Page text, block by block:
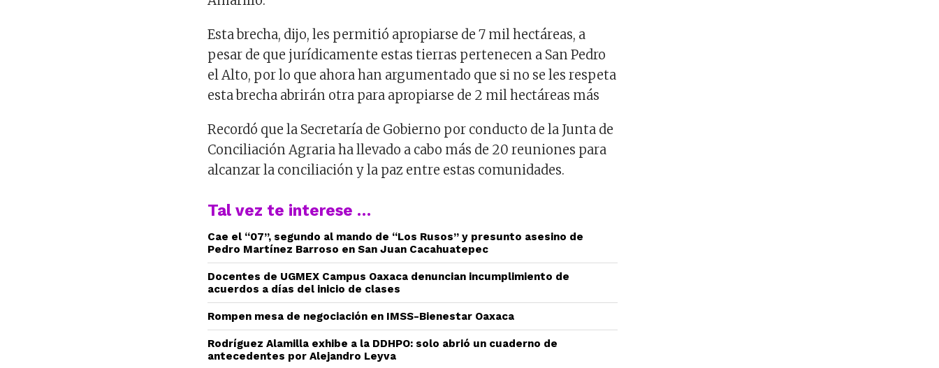
Esta brecha, dijo, les permitió apropiarse de 7 mil hectáreas, a
pesar de que jurídicamente estas tierras pertenecen a San Pedro
el Alto, por lo que ahora han argumentado que si no se les respeta
esta brecha abrirán otra para apropiarse de 2 mil hectáreas más
Recordó que la Secretaría de Gobierno por conducto de la Junta de
Conciliación Agraria ha llevado a cabo más de 20 reuniones para
alcanzar la conciliación y la paz entre estas comunidades.
Tal vez te interese …
Cae el “07”, segundo al mando de “Los Rusos” y presunto asesino de
Pedro Martínez Barroso en San Juan Cacahuatepec
Docentes de UGMEX Campus Oaxaca denuncian incumplimiento de
acuerdos a días del inicio de clases
Rompen mesa de negociación en IMSS-Bienestar Oaxaca
Rodríguez Alamilla exhibe a la DDHPO: solo abrió un cuaderno de
antecedentes por Alejandro Leyva